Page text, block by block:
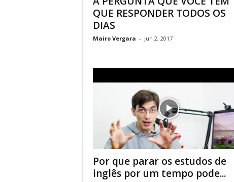
QUE RESPONDER TODOS OS
DIAS
Mairo Vergara - Jun 2, 2017
Por que parar os estudos de
inglês por um tempo pode...